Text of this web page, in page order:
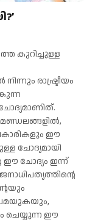
കുറിച്ചുള്ള
രാഷ്ട്രീയം
ഈ
ചോദ്യമായി
ഈ ചോദ്യം ഇന്ന്
ചമയുകയും,
ചെയ്യുന്ന ഈ